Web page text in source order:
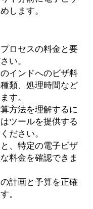
します。
ロセスの料金と要
い。
インドへのビザ料
類、処理時間など
す。
方法を理解するに
ツールを提供する
ださい。
、特定の電子ビザ
料金を確認できま
計画と予算を正確
。